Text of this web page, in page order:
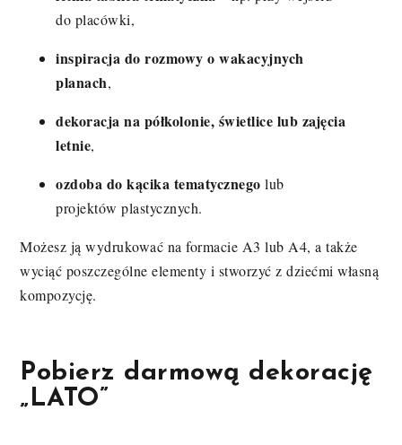
do placówki,
inspiracja do rozmowy o wakacyjnych
planach,
dekoracja na półkolonie, świetlice lub zajęcia
letnie,
ozdoba do kącika tematycznego lub
projektów plastycznych.
Możesz ją wydrukować na formacie A3 lub A4, a także
wyciąć poszczególne elementy i stworzyć z dziećmi własną
kompozycję.
Pobierz darmową dekorację
„LATO”